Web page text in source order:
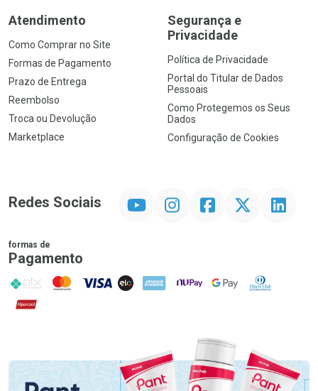
Atendimento
Como Comprar no Site
Formas de Pagamento
Prazo de Entrega
Reembolso
Troca ou Devolução
Marketplace
Segurança e
Privacidade
Política de Privacidade
Portal do Titular de Dados
Pessoais
Como Protegemos os Seus
Dados
Configuração de Cookies
Redes Sociais InstagramFacebookTwitter Linkedin
formas de
Pagamento
PIX MasterCard
VISA ELO AMEX NuPay Google PayDiners Club
Hipercard
Promoção em Destaque